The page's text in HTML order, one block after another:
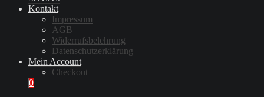
Kontakt
Impressum
AGB
Widerrufsbelehrung
Datenschutzerklärung
Mein Account
Checkout
0